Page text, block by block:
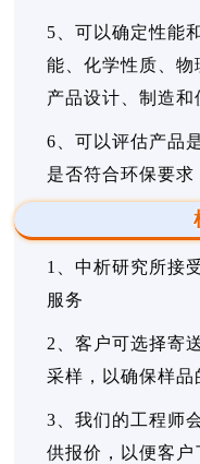
5、可以确定性能
能、化学性质、
产品设计、制造和
6、可以评估产品
是否符合环保要求
1、中析研究所接
服务
2、客户可选择寄
采样，以确保样品
3、我们的工程师
供报价，以便客户